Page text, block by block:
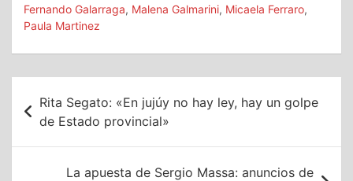
Fernando Galarraga, Malena Galmarini, Micaela Ferraro,
Paula Martinez
Navegación
de
entradas
Rita Segato: «En jujúy no hay ley, hay un golpe
de Estado provincial»
La apuesta de Sergio Massa: anuncios de